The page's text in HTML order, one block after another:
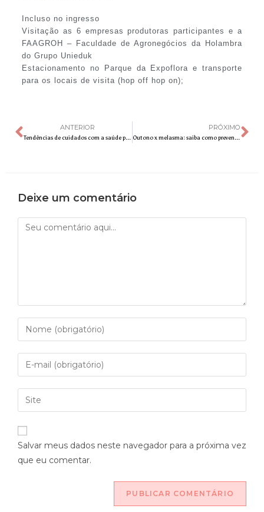
Incluso no ingresso
Visitação as 6 empresas produtoras participantes e a
FAAGROH – Faculdade de Agronegócios da Holambra
do Grupo Unieduk
Estacionamento no Parque da Expoflora e transporte
para os locais de visita (hop off hop on);
ANTERIOR
Tendências de cuidados com a saúde para o Outono
PRÓXIMO
Outono x melasma: saiba como prevenir e tratar este problema durante os dias mais amenos
Deixe um comentário
Salvar meus dados neste navegador para a próxima vez
que eu comentar.